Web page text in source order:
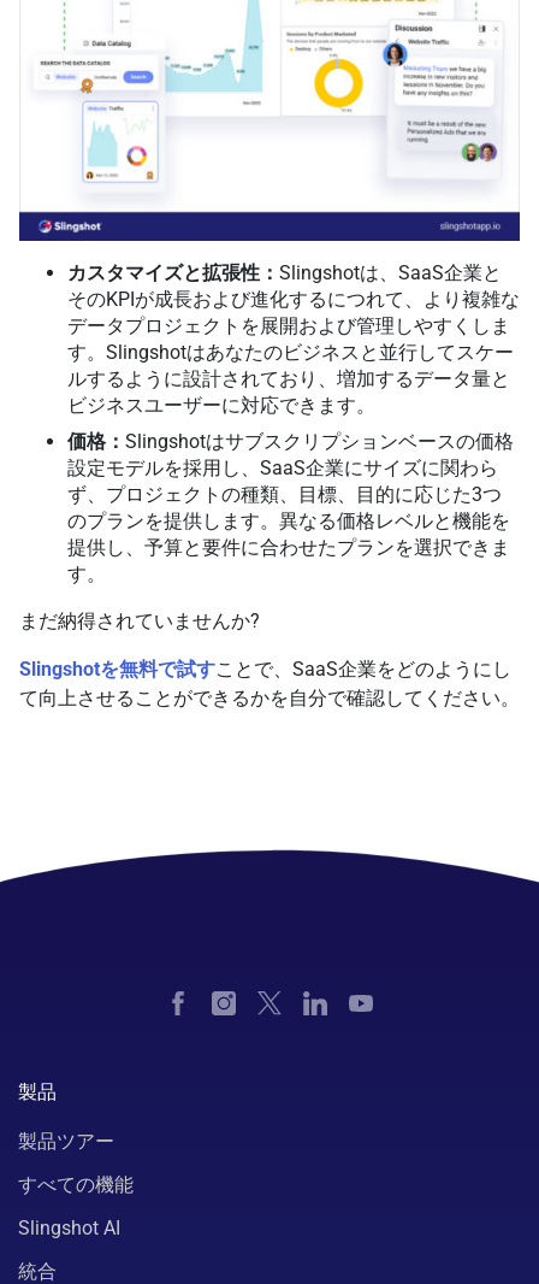
カスタマイズと拡張性： Slingshotは、SaaS企業と
そのKPIが成長および進化するにつれて、より複雑な
データプロジェクトを展開および管理しやすくしま
す。Slingshotはあなたのビジネスと並行してスケー
ルするように設計されており、増加するデータ量と
ビジネスユーザーに対応できます。
価格： Slingshotはサブスクリプションベースの価格
設定モデルを採用し、SaaS企業にサイズに関わら
ず、プロジェクトの種類、目標、目的に応じた3つ
のプランを提供します。異なる価格レベルと機能を
提供し、予算と要件に合わせたプランを選択できま
す。
まだ納得されていませんか?
Slingshotを無料で試すことで、SaaS企業をどのようにし
て向上させることができるかを自分で確認してください。
製品
製品ツアー
すべての機能
Slingshot AI
統合